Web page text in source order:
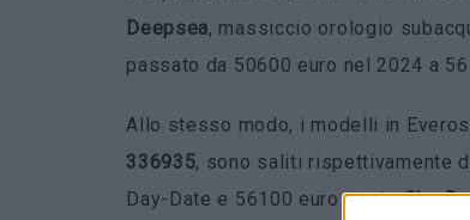
Deepsea, massiccio orologio
passato da 50600 euro nel 2024 a
Allo stesso modo, i modelli in
336935, sono saliti rispettivamente
Day-Date e 56100 euro per loSky-